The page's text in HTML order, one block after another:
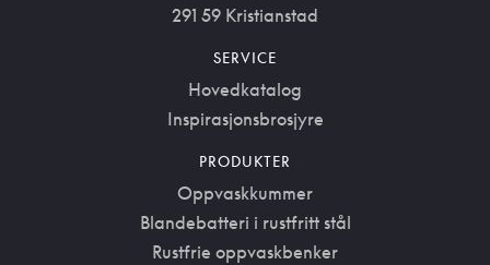
291 59 Kristianstad
SERVICE
Hovedkatalog
Inspirasjonsbrosjyre
PRODUKTER
Oppvaskkummer
Blandebatteri i rustfritt stål
Rustfrie oppvaskbenker